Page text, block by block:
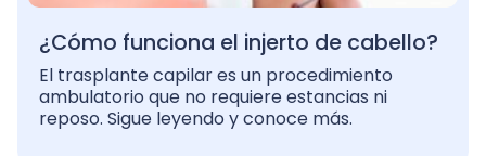
¿Cómo funciona el injerto de cabello?
El trasplante capilar es un procedimiento
ambulatorio que no requiere estancias ni
reposo. Sigue leyendo y conoce más.